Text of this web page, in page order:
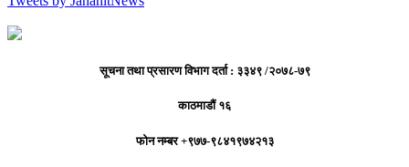
सूचना तथा प्रसारण विभाग दर्ता : ३३४९ /२०७८-७९
काठमाडौं १६
फोन नम्बर +९७७-९८४१९७४२१३